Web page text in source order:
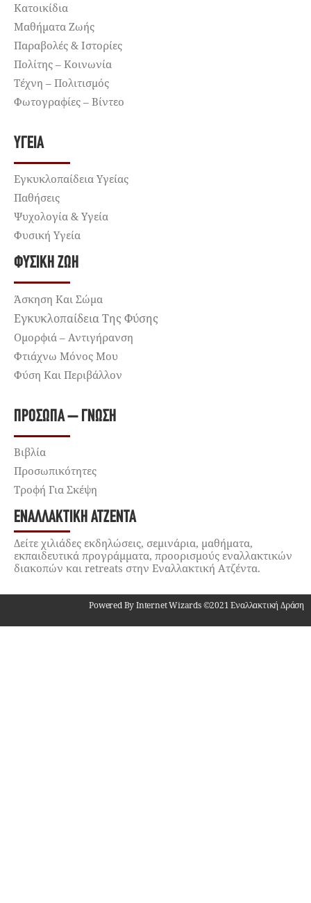
Κατοικίδια
Μαθήματα Ζωής
Παραβολές & Ιστορίες
Πολίτης – Κοινωνία
Τέχνη – Πολιτισμός
Φωτογραφίες – Βίντεο
ΥΓΕΊΑ
Εγκυκλοπαίδεια Υγείας
Παθήσεις
Ψυχολογία & Υγεία
Φυσική Υγεία
ΦΥΣΙΚΉ ΖΩΉ
Άσκηση Και Σώμα
Εγκυκλοπαίδεια Της Φύσης
Ομορφιά – Αντιγήρανση
Φτιάχνω Μόνος Μου
Φύση Και Περιβάλλον
ΠΡΌΣΩΠΑ – ΓΝΏΣΗ
Βιβλία
Προσωπικότητες
Τροφή Για Σκέψη
ΕΝΑΛΛΑΚΤΙΚΉ ΑΤΖΈΝΤΑ
Δείτε χιλιάδες εκδηλώσεις, σεμινάρια, μαθήματα,
εκπαιδευτικά προγράμματα, προορισμούς εναλλακτικών
διακοπών και retreats στην Εναλλακτική Ατζέντα.
Powered By Internet Wizards ©2021 Εναλλακτική Δράση